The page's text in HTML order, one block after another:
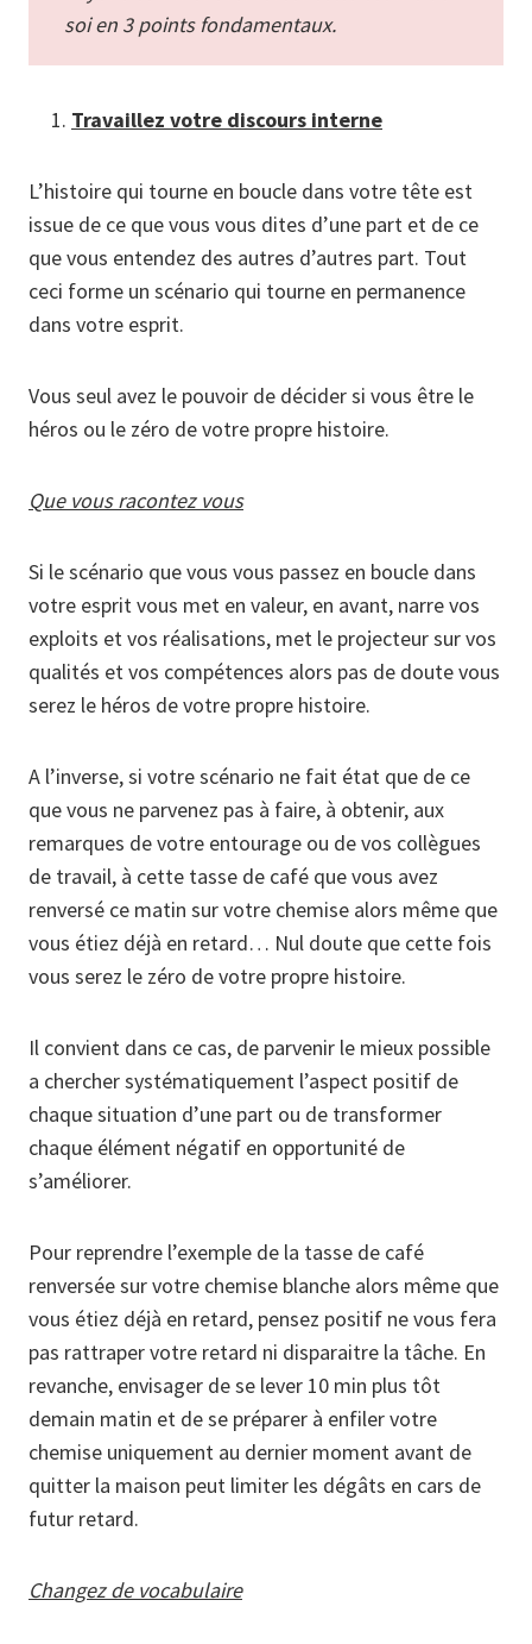
soi en 3 points fondamentaux.
Travaillez votre discours interne
L’histoire qui tourne en boucle dans votre tête est
issue de ce que vous vous dites d’une part et de ce
que vous entendez des autres d’autres part. Tout
ceci forme un scénario qui tourne en permanence
dans votre esprit.
Vous seul avez le pouvoir de décider si vous être le
héros ou le zéro de votre propre histoire.
Que vous racontez vous
Si le scénario que vous vous passez en boucle dans
votre esprit vous met en valeur, en avant, narre vos
exploits et vos réalisations, met le projecteur sur vos
qualités et vos compétences alors pas de doute vous
serez le héros de votre propre histoire.
A l’inverse, si votre scénario ne fait état que de ce
que vous ne parvenez pas à faire, à obtenir, aux
remarques de votre entourage ou de vos collègues
de travail, à cette tasse de café que vous avez
renversé ce matin sur votre chemise alors même que
vous étiez déjà en retard… Nul doute que cette fois
vous serez le zéro de votre propre histoire.
Il convient dans ce cas, de parvenir le mieux possible
a chercher systématiquement l’aspect positif de
chaque situation d’une part ou de transformer
chaque élément négatif en opportunité de
s’améliorer.
Pour reprendre l’exemple de la tasse de café
renversée sur votre chemise blanche alors même que
vous étiez déjà en retard, pensez positif ne vous fera
pas rattraper votre retard ni disparaitre la tâche. En
revanche, envisager de se lever 10 min plus tôt
demain matin et de se préparer à enfiler votre
chemise uniquement au dernier moment avant de
quitter la maison peut limiter les dégâts en cars de
futur retard.
Changez de vocabulaire